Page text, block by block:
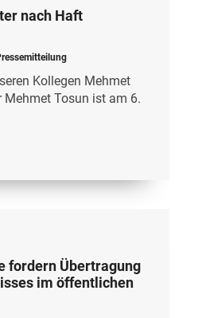
nach Haft
Kollegen Mehmet
Mehmet Tosun ist am 6.
fordern Übertragung
im öffentlichen